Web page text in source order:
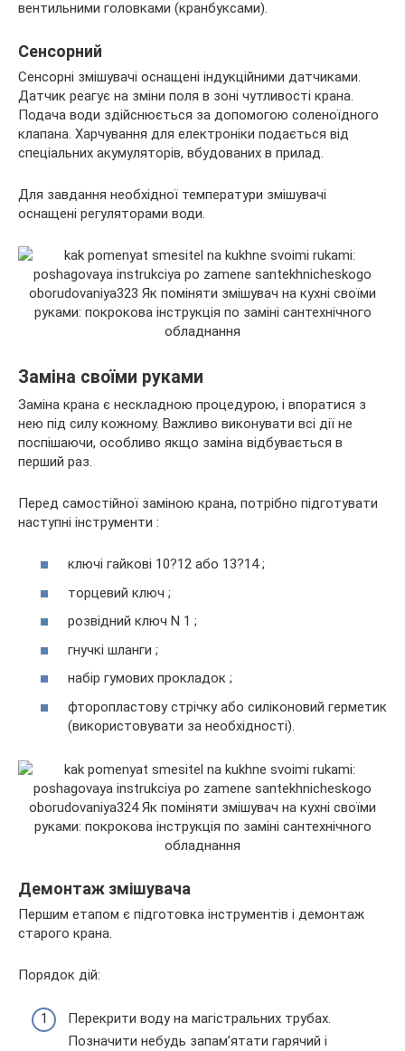
вентильними головками (кранбуксами).
Сенсорний
Сенсорні змішувачі оснащені індукційними датчиками.
Датчик реагує на зміни поля в зоні чутливості крана.
Подача води здійснюється за допомогою соленоїдного
клапана. Харчування для електроніки подається від
спеціальних акумуляторів, вбудованих в прилад.
Для завдання необхідної температури змішувачі
оснащені регуляторами води.
Заміна своїми руками
Заміна крана є нескладною процедурою, і впоратися з
нею під силу кожному. Важливо виконувати всі дії не
поспішаючи, особливо якщо заміна відбувається в
перший раз.
Перед самостійної заміною крана, потрібно підготувати
наступні інструменти :
ключі гайкові 10?12 або 13?14 ;
торцевий ключ ;
розвідний ключ N 1 ;
гнучкі шланги ;
набір гумових прокладок ;
фторопластову стрічку або силіконовий герметик
(використовувати за необхідності).
Демонтаж змішувача
Першим етапом є підготовка інструментів і демонтаж
старого крана.
Порядок дій:
Перекрити воду на магістральних трубах.
Позначити небудь запам’ятати гарячий і